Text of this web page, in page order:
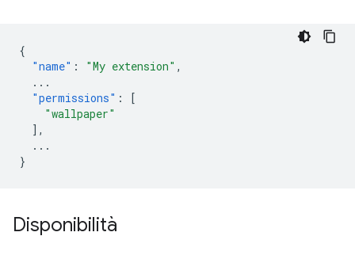
{
"name" : "My extension" ,
...
"permissions" :
[
"wallpaper"
],
...
}
Disponibilità